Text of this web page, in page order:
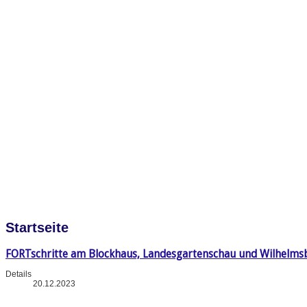
Startseite
FORTschritte am Blockhaus, Landesgartenschau und
Details
20.12.2023